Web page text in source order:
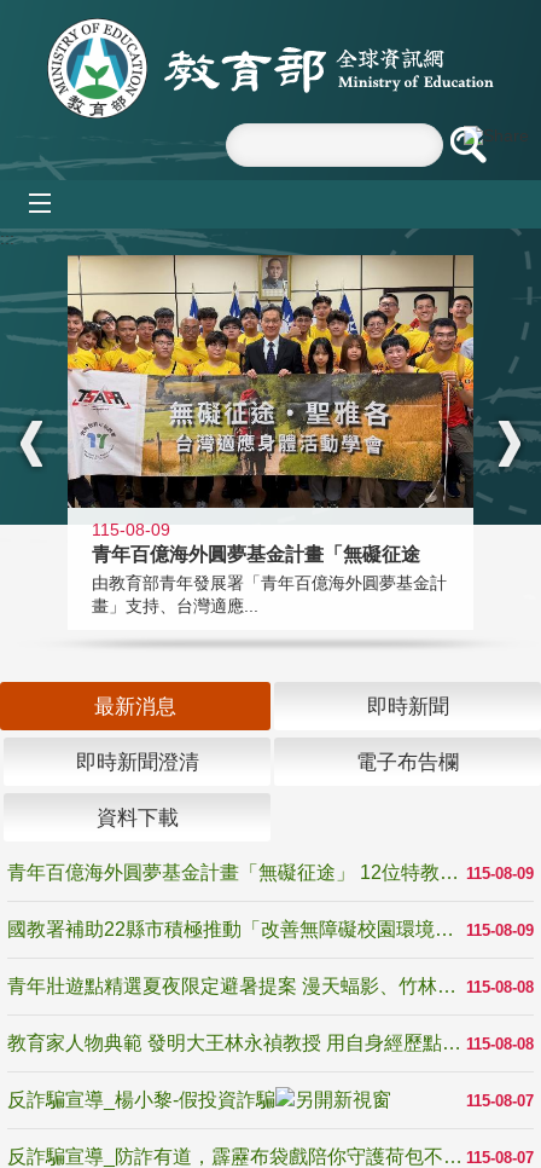
跳到主要內容區塊
:::
115-08-09
青年百億海外圓夢基金計畫「無礙征途
由教育部青年發展署「青年百億海外圓夢基金計
畫」支持、台灣適應...
最新消息 即時新聞
即時新聞澄清 電子布告欄
資料下載
115-08-09
青年百億海外圓夢基金計畫「無礙征途」 12位特教與弱勢青年勇闖西班牙 跨越感官限制見證生命蛻變
115-08-09
國教署補助22縣市積極推動「改善無障礙校園環境計畫」 打造友善、安全、無礙學習空間
115-08-08
青年壯遊點精選夏夜限定避暑提案 漫天蝠影、竹林尋蛙、茶香夜觀 邀青年暮色出發
115-08-08
教育家人物典範 發明大王林永禎教授 用自身經歷點亮學生的路
115-08-07
反詐騙宣導_楊小黎-假投資詐騙
115-08-07
反詐騙宣導_防詐有道，霹靂布袋戲陪你守護荷包不受騙